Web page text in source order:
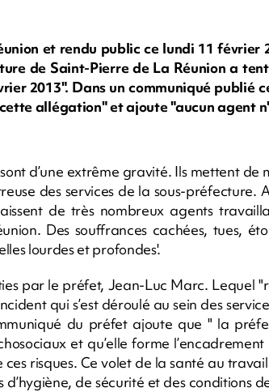
et rendu public ce lundi 11 février
de Saint-Pierre de La Réunion a
2013". Dans un communiqué publié
allégation" et ajoute "aucun agent
d’une extrême gravité. Ils mettent de
des services de la sous-préfecture.
de très nombreux agents
Des souffrances cachées, tues,
lourdes et profondes'.
par le préfet, Jean-Luc Marc. Lequel
qui s’est déroulé au sein des
du préfet ajoute que " la
et qu’elle forme l’encadrement
risques. Ce volet de la santé au
de sécurité et des conditions